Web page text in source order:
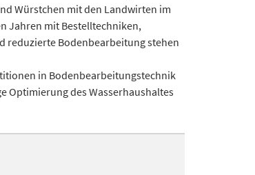
Würstchen mit den Landwirten im
Jahren mit Bestelltechniken,
reduzierte Bodenbearbeitung stehen
in Bodenbearbeitungstechnik
Optimierung des Wasserhaushaltes